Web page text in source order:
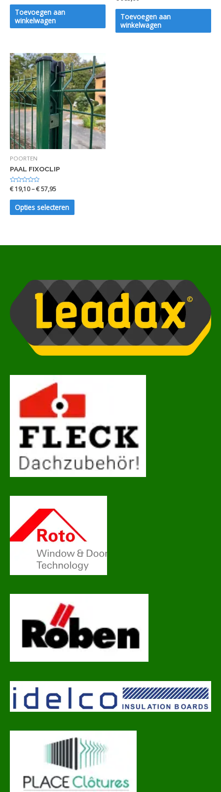
uit
Toevoegen aan
winkelwagen
uit
Toevoegen aan
winkelwagen
POORTEN
PAAL FIXOCLIP
Waardering
0
uit
€19,10–€57,95
Opties selecteren